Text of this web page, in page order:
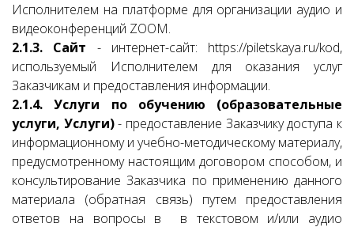
Исполнителем на платформе для организации аудио и
видеоконференций ZOOM.
2.1.3. Сайт - интернет-сайт: https://piletskaya.ru/kod,
используемый Исполнителем для оказания услуг
Заказчикам и предоставления информации.
2.1.4. Услуги по обучению (образовательные
услуги, Услуги)- предоставление Заказчику доступа к
информационному и учебно-методическому материалу,
предусмотренному настоящим договором способом, и
консультирование Заказчика по применению данного
материала (обратная связь) путем предоставления
ответов на вопросы в в текстовом и/или аудио